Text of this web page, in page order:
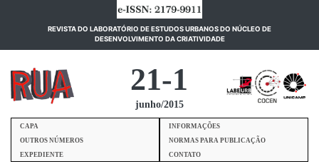
REVISTA DO LABORATÓRIO DE ESTUDOS URBANOS DO NÚCLEO DE
DESENVOLVIMENTO DA CRIATIVIDADE(current)
21-1
junho/2015
CAPA
INFORMAÇÕES
OUTROS NÚMEROS
NORMAS PARA PUBLICAÇÃO
EXPEDIENTE
CONTATO